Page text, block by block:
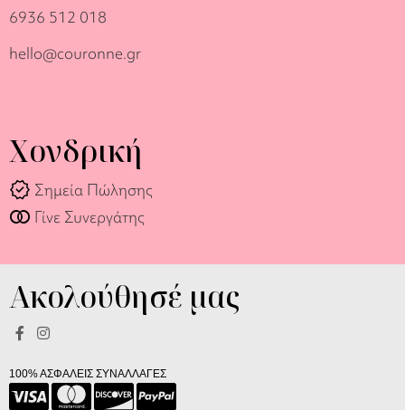
6936 512 018
hello@couronne.gr
Χονδρική
verified Σημεία Πώλησης
join_full Γίνε Συνεργάτης
Ακολούθησέ μας
100% ΑΣΦΑΛΕΙΣ ΣΥΝΑΛΛΑΓΕΣ